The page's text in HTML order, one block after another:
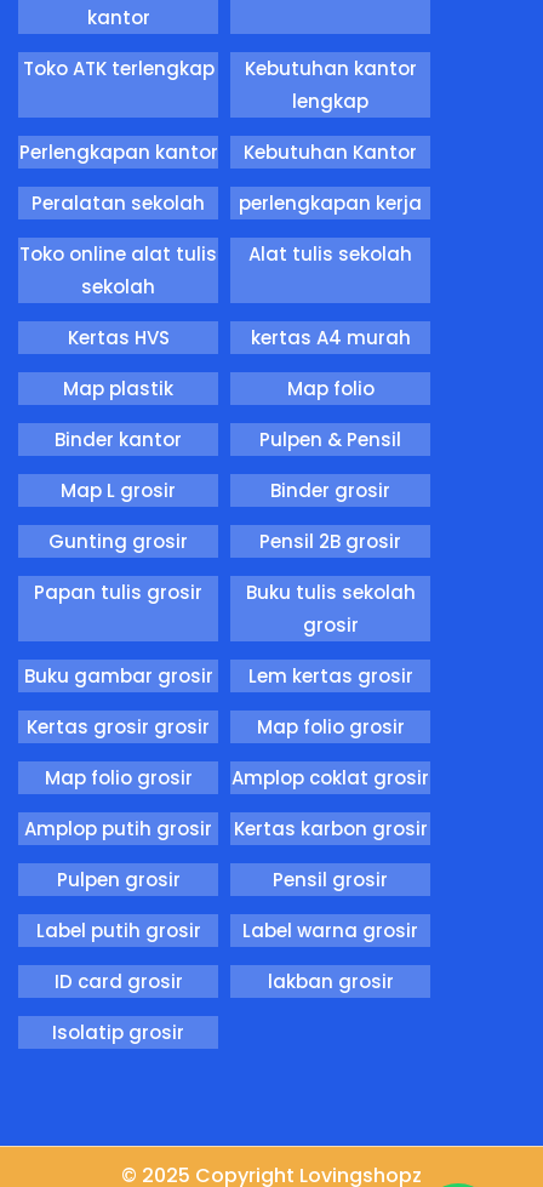
kantor
Toko ATK terlengkap
Kebutuhan kantor
lengkap
Perlengkapan kantor
Kebutuhan Kantor
Peralatan sekolah
perlengkapan kerja
Toko online alat tulis
sekolah
Alat tulis sekolah
Kertas HVS
kertas A4 murah
Map plastik
Map folio
Binder kantor
Pulpen & Pensil
Map L grosir
Binder grosir
Gunting grosir
Pensil 2B grosir
Papan tulis grosir
Buku tulis sekolah
grosir
Buku gambar grosir
Lem kertas grosir
Kertas grosir grosir
Map folio grosir
Map folio grosir
Amplop coklat grosir
Amplop putih grosir
Kertas karbon grosir
Pulpen grosir
Pensil grosir
Label putih grosir
Label warna grosir
ID card grosir
lakban grosir
Isolatip grosir
© 2025 Copyright Lovingshopz